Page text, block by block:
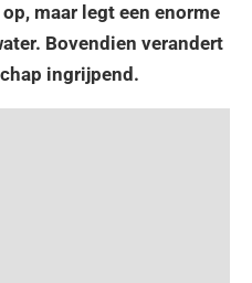
maar legt een enorme
Bovendien verandert
ingrijpend.